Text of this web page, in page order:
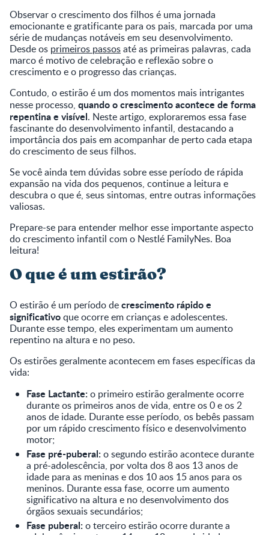
Observar o crescimento dos filhos é uma jornada
emocionante e gratificante para os pais, marcada por uma
série de mudanças notáveis em seu desenvolvimento.
Desde os primeiros passosaté as primeiras palavras, cada
marco é motivo de celebração e reflexão sobre o
crescimento e o progresso das crianças.
Contudo, o estirão é um dos momentos mais intrigantes
nesse processo, quando o crescimento acontece de forma
repentina e visível. Neste artigo, exploraremos essa fase
fascinante do desenvolvimento infantil, destacando a
importância dos pais em acompanhar de perto cada etapa
do crescimento de seus filhos.
Se você ainda tem dúvidas sobre esse período de rápida
expansão na vida dos pequenos, continue a leitura e
descubra o que é, seus sintomas, entre outras informações
valiosas.
Prepare-se para entender melhor esse importante aspecto
do crescimento infantil com o Nestlé FamilyNes. Boa
leitura!
O que é um estirão?
O estirão é um período decrescimento rápido e
significativoque ocorre em crianças e adolescentes.
Durante esse tempo, eles experimentam um aumento
repentino na altura e no peso.
Os estirões geralmente acontecem em fases específicas da
vida:
Fase Lactante:o primeiro estirão geralmente ocorre
durante os primeiros anos de vida, entre os 0 e os 2
anos de idade. Durante esse período, os bebês passam
por um rápido crescimento físico e desenvolvimento
motor;
Fase pré-puberal:o segundo estirão acontece durante
a pré-adolescência, por volta dos 8 aos 13 anos de
idade para as meninas e dos 10 aos 15 anos para os
meninos. Durante essa fase, ocorre um aumento
significativo na altura e no desenvolvimento dos
órgãos sexuais secundários;
Fase puberal:o terceiro estirão ocorre durante a